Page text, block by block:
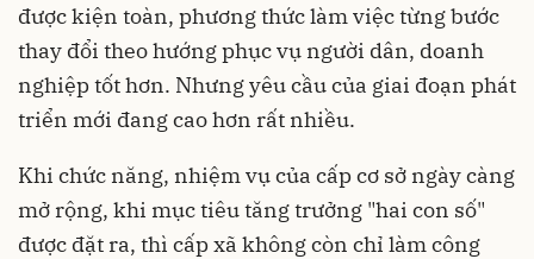
được kiện toàn, phương thức làm việc từng bước
thay đổi theo hướng phục vụ người dân, doanh
nghiệp tốt hơn. Nhưng yêu cầu của giai đoạn phát
triển mới đang cao hơn rất nhiều.
Khi chức năng, nhiệm vụ của cấp cơ sở ngày càng
mở rộng, khi mục tiêu tăng trưởng "hai con số"
được đặt ra, thì cấp xã không còn chỉ làm công